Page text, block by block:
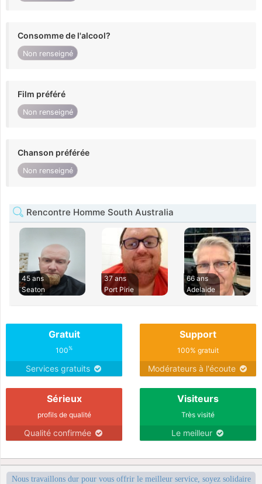
Consomme de l'alcool?
Non renseigné
Film préféré
Non renseigné
Chanson préférée
Non renseigné
Rencontre Homme South Australia
45 ans
Seaton
37 ans
Port Pirie
66 ans
Adelaide
Gratuit
100%
Services gratuits
Support
100% gratuit
Modérateurs à l'écoute
Sérieux
profils de qualité
Qualité confirmée
Visiteurs
Très visité
Le meilleur
Nous travaillons dur pour vous offrir le meilleur service, soyez solidaire